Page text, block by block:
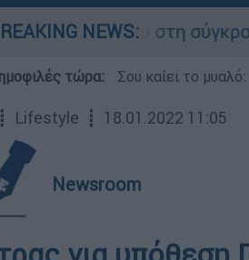
NEWS:
ζωή του στη σύγκρουση
τώρα: Σου καίει το
┋ Lifestyle ┋ 18.01.2022 11:05
Newsroom